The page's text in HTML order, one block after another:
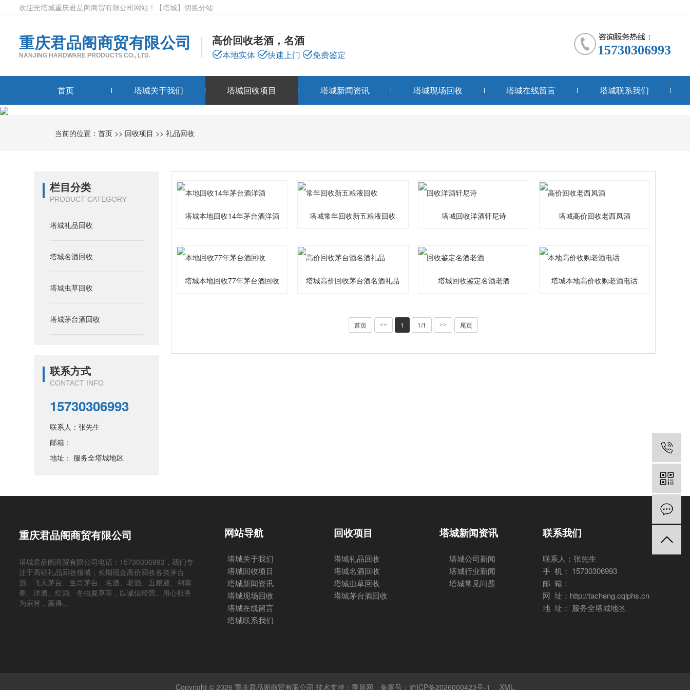
欢迎光塔城重庆君品阁商贸有限公司网站！ 【塔城】 切换分站
重庆君品阁商贸有限公司
NANJING HARDWARE PRODUCTS CO., LTD.
高价回收老酒，名酒
本地实体 快速上门 免费鉴定 15730306993
首页 塔城关于我们 塔城回收项目 塔城新闻资讯 塔城现场回收 塔城在线留言 塔城联系我们
当前的位置：首页 >> 回收项目 >>礼品回收
栏目分类
PRODUCT CATEGORY
塔城礼品回收
塔城名酒回收
塔城虫草回收
塔城茅台酒回收
联系方式
CONTACT INFO
15730306993
联系人：张先生
邮箱：
地址： 服务全塔城地区
塔城本地回收14年茅台酒洋酒 塔城常年回收新五粮液回收 塔城回收洋酒轩尼诗 塔城高价回收老西凤酒
塔城本地回收77年茅台酒回收 塔城高价回收茅台酒名酒礼品 塔城回收鉴定名酒老酒 塔城本地高价收购老酒电话
首页 << 1 1/1 >> 尾页
重庆君品阁商贸有限公司
塔城君品阁商贸有限公司电话：15730306993，我们专
注于高端礼品回收领域，长期现金高价回收各类茅台
酒、飞天茅台、生肖茅台、名酒、老酒、五粮液、剑南
春、洋酒、红酒、冬虫夏草等，以诚信经营、用心服务
为宗旨，赢得...
网站导航
塔城关于我们
塔城回收项目
塔城新闻资讯
塔城现场回收
塔城在线留言
塔城联系我们
回收项目
塔城礼品回收
塔城名酒回收
塔城虫草回收
塔城茅台酒回收
塔城新闻资讯
塔城公司新闻
塔城行业新闻
塔城常见问题
联系我们
联系人：张先生
手 机： 15730306993
邮 箱：
网 址：http://tacheng.cqlphs.cn
地 址： 服务全塔城地区
Copyright © 2026 重庆君品阁商贸有限公司 技术支持：季晨网 备案号：渝ICP备2026000423号-1 XML